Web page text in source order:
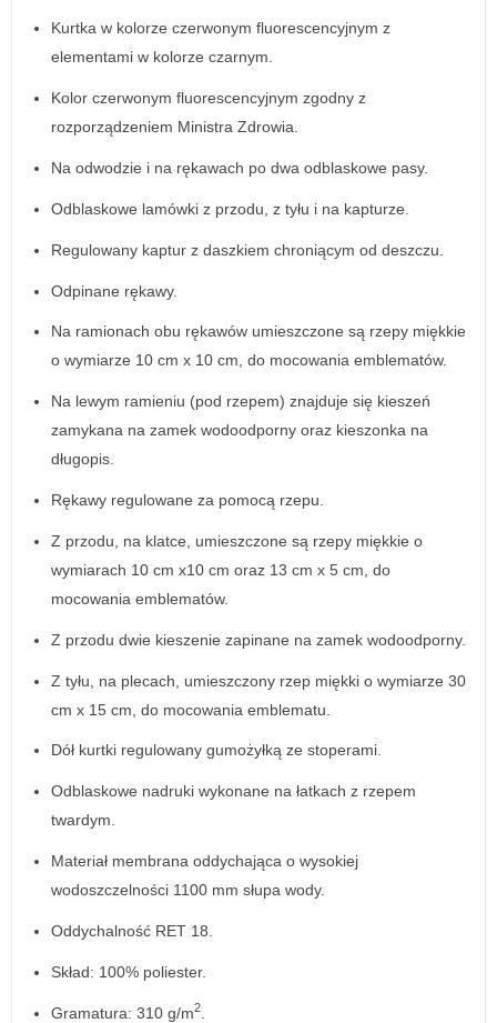
Kurtka w kolorze czerwonym fluorescencyjnym z
elementami w kolorze czarnym.
Kolor czerwonym fluorescencyjnym zgodny z
rozporządzeniem Ministra Zdrowia.
Na odwodzie i na rękawach po dwa odblaskowe pasy.
Odblaskowe lamówki z przodu, z tyłu i na kapturze.
Regulowany kaptur z daszkiem chroniącym od deszczu.
Odpinane rękawy.
Na ramionach obu rękawów umieszczone są rzepy miękkie
o wymiarze 10 cm x 10 cm, do mocowania emblematów.
Na lewym ramieniu (pod rzepem) znajduje się kieszeń
zamykana na zamek wodoodporny oraz kieszonka na
długopis.
Rękawy regulowane za pomocą rzepu.
Z przodu, na klatce, umieszczone są rzepy miękkie o
wymiarach 10 cm x10 cm oraz 13 cm x 5 cm, do
mocowania emblematów.
Z przodu dwie kieszenie zapinane na zamek wodoodporny.
Z tyłu, na plecach, umieszczony rzep miękki o wymiarze 30
cm x 15 cm, do mocowania emblematu.
Dół kurtki regulowany gumożyłką ze stoperami.
Odblaskowe nadruki wykonane na łatkach z rzepem
twardym.
Materiał membrana oddychająca o wysokiej
wodoszczelności 1100 mm słupa wody.
Oddychalność RET 18.
Skład: 100% poliester.
Gramatura: 310 g/m2